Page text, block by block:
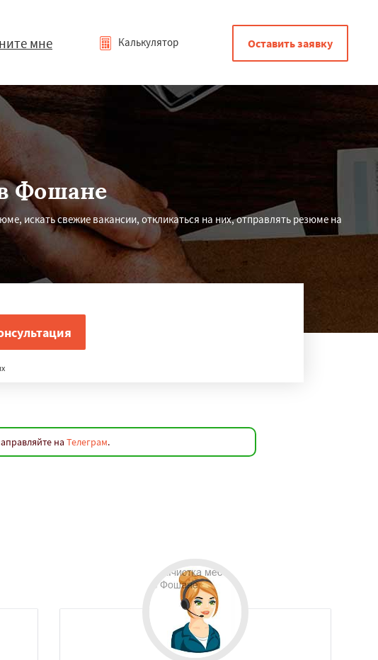
мне Калькулятор Оставить заявку
Фошане
искать свежие вакансии, откликаться на них, отправлять резюме на
на Телеграм.